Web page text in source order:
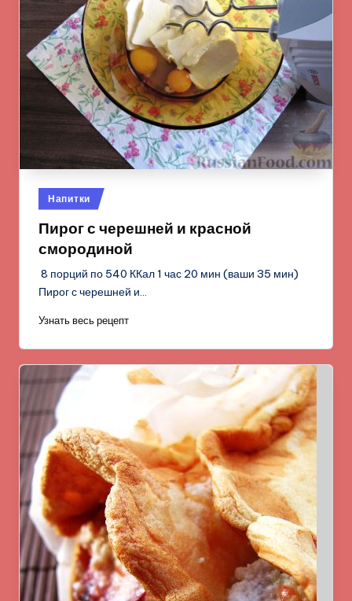
Опубликовано
в
Напитки
Пирог с черешней и красной
смородиной
8 порций по 540 ККал 1 час 20 мин (ваши 35 мин)
Пирог с черешней и…
Узнать весь рецепт